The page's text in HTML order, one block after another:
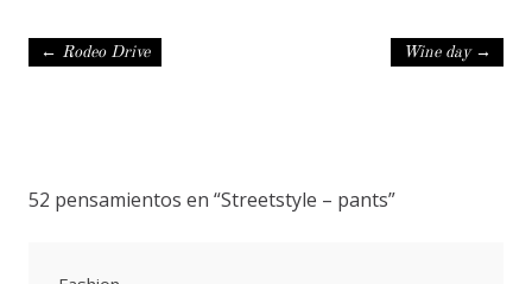
Navegación de entradas
← Rodeo Drive Wine day →
52 pensamientos en “Streetstyle – pants”